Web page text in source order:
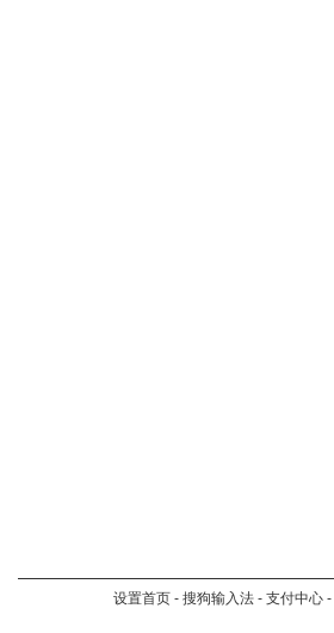
设置首页 - 搜狗输入法 - 支付中心 -